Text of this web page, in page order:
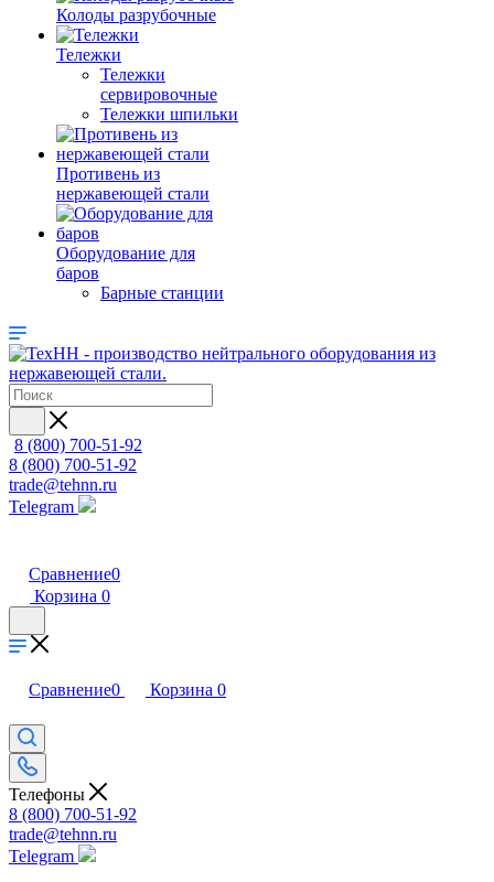
Колоды разрубочные
Тележки
Тележки
сервировочные
Тележки шпильки
Противень из
нержавеющей стали
Оборудование для
баров
Барные станции
8 (800) 700-51-92
8 (800) 700-51-92
trade@tehnn.ru
Telegram
Сравнение0
Корзина 0
Сравнение0 Корзина 0
Телефоны
8 (800) 700-51-92
trade@tehnn.ru
Telegram